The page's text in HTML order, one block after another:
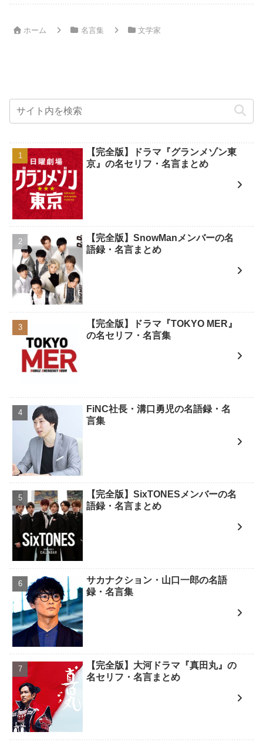
ホーム 名言集 文学家
【完全版】ドラマ『グランメゾン東
京』の名セリフ・名言まとめ
【完全版】SnowManメンバーの名
語録・名言まとめ
【完全版】ドラマ『TOKYO MER』
の名セリフ・名言集
FiNC社長・溝口勇児の名語録・名
言集
【完全版】SixTONESメンバーの名
語録・名言まとめ
サカナクション・山口一郎の名語
録・名言集
【完全版】大河ドラマ『真田丸』の
名セリフ・名言まとめ